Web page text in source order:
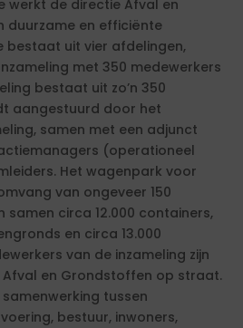
werkt de directie Afval en
duurzame en efficiënte
bestaat uit vier afdelingen,
met 350 medewerkers
bestaat uit zo’n 350
aangestuurd door het
samen met een adjunct
(operationeel
Het wagenpark voor
van ongeveer 150
samen circa 12.000 containers,
en circa 13.000
van de inzameling zijn
Afval en Grondstoffen op straat.
tussen
bestuur, inwoners,